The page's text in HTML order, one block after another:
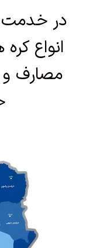
در
انواع
مصارف